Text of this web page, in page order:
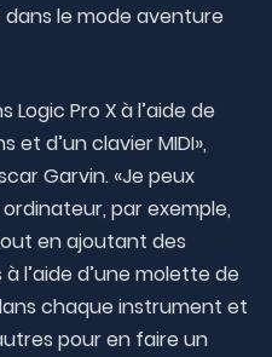
le mode aventure
Pro X à l’aide de
et d’un clavier MIDI»,
Garvin. «Je peux
par exemple,
en ajoutant des
l’aide d’une molette de
chaque instrument et
pour en faire un